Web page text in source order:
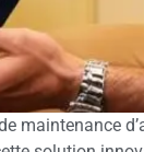
maintenance